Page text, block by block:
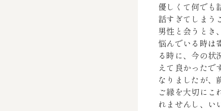
優しくて何でも
話すぎてしまう
男性と会うとき
悩んでいる時は
る時に、今の状
えて良かった
なりましたが、
ご縁を大切にこ
れませんし、い